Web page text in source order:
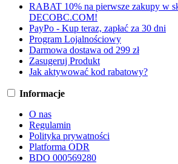
RABAT 10% na pierwsze zakupy w
DECOBC.COM!
PayPo - Kup teraz, zapłać za 30 dni
Program Lojalnościowy
Darmowa dostawa od 299 zł
Zasugeruj Produkt
Jak aktywować kod rabatowy?
Informacje
O nas
Regulamin
Polityka prywatności
Platforma ODR
BDO 000569280